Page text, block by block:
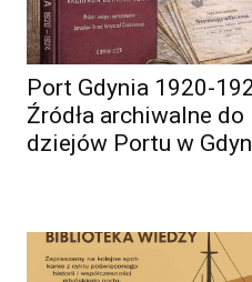
Port Gdynia 1920-
Źródła archiwalne do
dziejów Portu w